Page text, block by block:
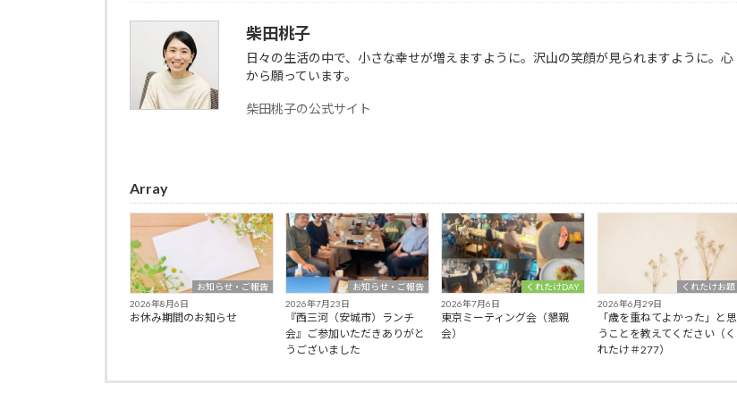
柴田桃子
日々の生活の中で、小さな幸せが増えますように。沢山の笑顔が見られますように。心
から願っています。
柴田桃子の公式サイト
Array
お知らせ・ご報告
2026年8月6日
お休み期間のお知らせ
お知らせ・ご報告
2026年7月23日
『西三河（安城市）ランチ
会』ご参加いただきありがと
うございました
くれたけDAY
2026年7月6日
東京ミーティング会（懇親
会）
くれたけお題
2026年6月29日
「歳を重ねてよかった」と思
うことを教えてください（く
れたけ＃277）